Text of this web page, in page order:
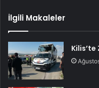
İlgili Makaleler
Kilis’te